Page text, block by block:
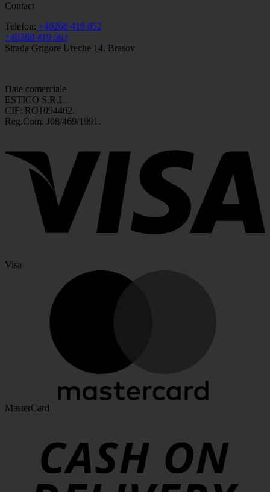
Contact
Telefon: +40268 419 052
+40268 419 563
Strada Grigore Ureche 14, Brasov
Date comerciale
ESTICO S.R.L.
CIF: RO1094402.
Reg.Com: J08/469/1991.
Visa
MasterCard